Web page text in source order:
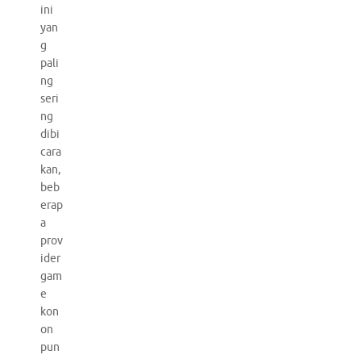
ini
yan
g
pali
ng
seri
ng
dibi
cara
kan,
beb
erap
a
prov
ider
gam
e
kon
on
pun